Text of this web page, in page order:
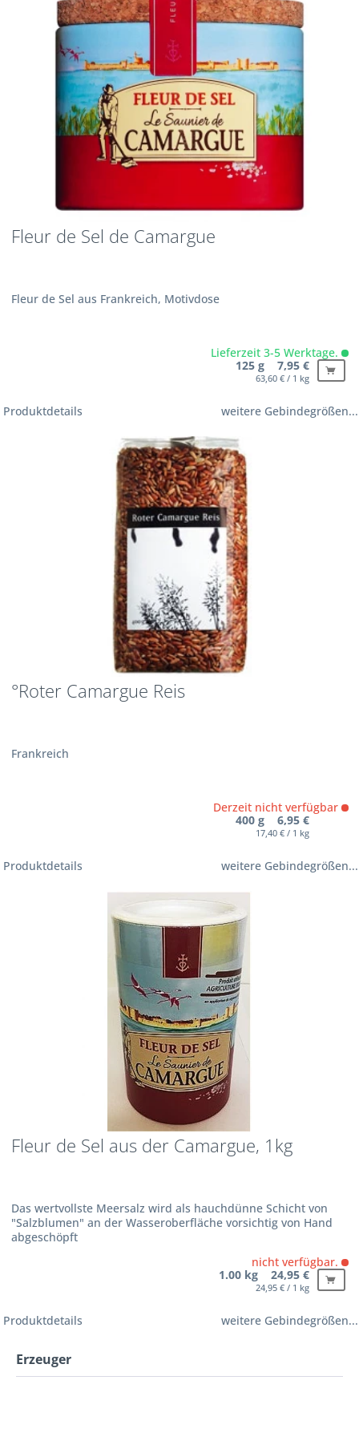
Fleur de Sel de Camargue
Fleur de Sel aus Frankreich, Motivdose
Lieferzeit 3-5 Werktage.
125 g 7,95 €
63,60 € / 1 kg
Produktdetails weitere Gebindegrößen...
°Roter Camargue Reis
Frankreich
Derzeit nicht verfügbar
400 g 6,95 €
17,40 € / 1 kg
Produktdetails weitere Gebindegrößen...
Fleur de Sel aus der Camargue, 1kg
Das wertvollste Meersalz wird als hauchdünne Schicht von
"Salzblumen" an der Wasseroberfläche vorsichtig von Hand
abgeschöpft
nicht verfügbar.
1.00 kg 24,95 €
24,95 € / 1 kg
Produktdetails weitere Gebindegrößen...
Erzeuger